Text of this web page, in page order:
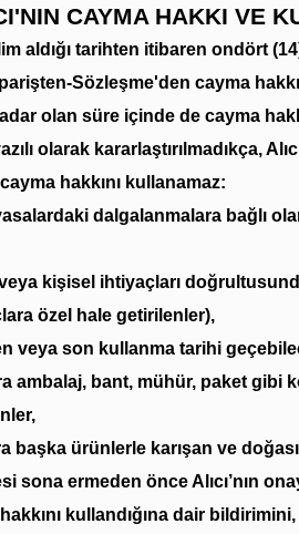
CAYMA HAKKI VE
aldığı tarihten itibaren ondört
Sözleşme'den cayma
olan süre içinde de cayma
olarak kararlaştırılmadıkça,
hakkını kullanamaz:
dalgalanmalara bağlı
veya kişisel ihtiyaçları
özel hale getirilenler),
veya son kullanma tarihi
ambalaj, bant, mühür, paket gibi
başka ürünlerle karışan ve
sona ermeden önce Alıcı’nın
hakkını kullandığına dair